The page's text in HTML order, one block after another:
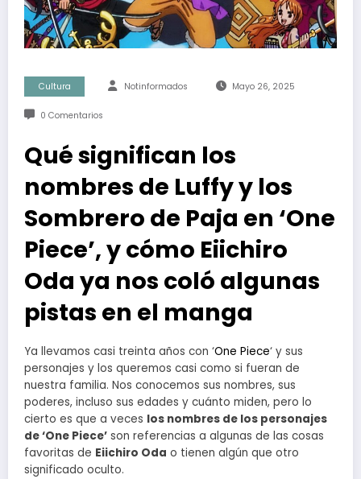
Cultura Notinformados Mayo 26, 2025
0 Comentarios
Qué significan los
nombres de Luffy y los
Sombrero de Paja en ‘One
Piece’, y cómo Eiichiro
Oda ya nos coló algunas
pistas en el manga
Ya llevamos casi treinta años con ‘One Piece‘ y sus
personajes y los queremos casi como si fueran de
nuestra familia. Nos conocemos sus nombres, sus
poderes, incluso sus edades y cuánto miden, pero lo
cierto es que a veces los nombres de los personajes
de ‘One Piece’ son referencias a algunas de las cosas
favoritas de Eiichiro Oda o tienen algún que otro
significado oculto.